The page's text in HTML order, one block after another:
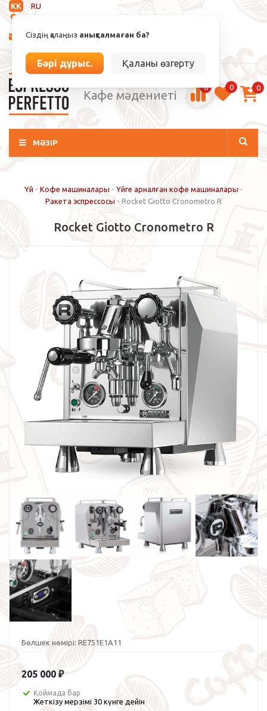
KK
RU
Сіздің қалаңыз анықталмаған ба?
Бәрі дұрыс. Қаланы өзгерту
info@espressoperfetto.kz
Кафе мәдениеті
0 0 0
МӘЗІР
Үй - Кофе машиналары - Үйге арналған кофе машиналары -
Ракета эспрессосы - Rocket Giotto Cronometro R
Rocket Giotto Cronometro R
Бөлшек нөмірі: RE751E1A11
205 000 ₽
Қоймада бар
Жеткізу мерзімі 30 күнге дейін